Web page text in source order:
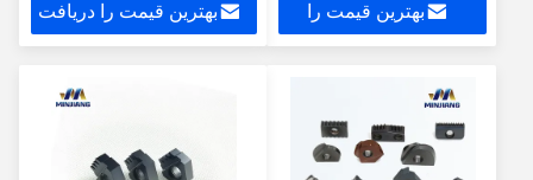
بهترین قیمت را
بهترین قیمت را دریافت